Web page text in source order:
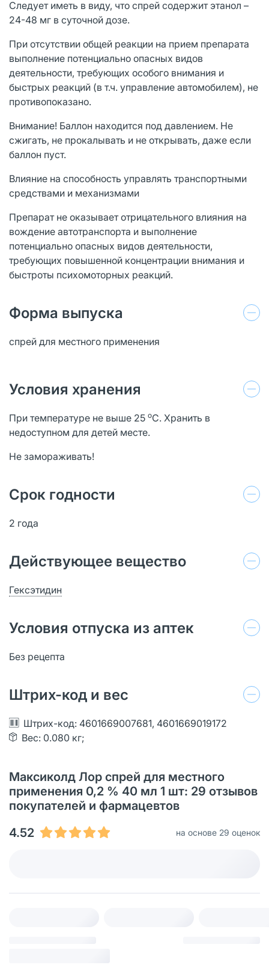
Следует иметь в виду, что спрей содержит этанол –
24-48 мг в суточной дозе.
При отсутствии общей реакции на прием препарата
выполнение потенциально опасных видов
деятельности, требующих особого внимания и
быстрых реакций (в т.ч. управление автомобилем), не
противопоказано.
Внимание! Баллон находится под давлением. Не
сжигать, не прокалывать и не открывать, даже если
баллон пуст.
Влияние на способность управлять транспортными
средствами и механизмами
Препарат не оказывает отрицательного влияния на
вождение автотранспорта и выполнение
потенциально опасных видов деятельности,
требующих повышенной концентрации внимания и
быстроты психомоторных реакций.
Форма выпуска
спрей для местного применения
Условия хранения
При температуре не выше 25 оС. Хранить в
недоступном для детей месте.
Не замораживать!
Срок годности
2 года
Действующее вещество
Гексэтидин
Условия отпуска из аптек
Без рецепта
Штрих-код и вес
Штрих-код: 4601669007681, 4601669019172
Вес: 0.080 кг;
Максиколд Лор спрей для местного
применения 0,2 % 40 мл 1 шт: 29 отзывов
покупателей и фармацевтов
4.52
на основе 29 оценок